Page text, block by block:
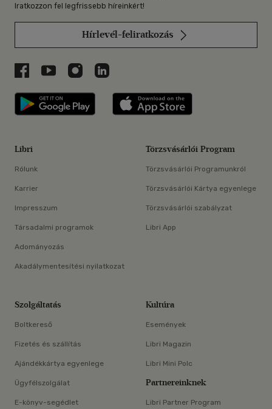
Iratkozzon fel legfrissebb híreinkért!
Hírlevél-feliratkozás
Libri a Facebookon
Libri a Youtube-on
Libri az Instagramon
Libri a LinkedInen
Libri applikáció Szerezd meg: Google
Libri
Rólunk
Karrier
Impresszum
Társadalmi programok
Adományozás
Akadálymentesítési nyilatkozat
Törzsvásárlói Program
Törzsvásárlói Programunkról
Törzsvásárlói Kártya egyenlege
Törzsvásárlói szabályzat
Libri App
Szolgáltatás
Boltkereső
Fizetés és szállítás
Ajándékkártya egyenlege
Ügyfélszolgálat
E-könyv-segédlet
Kultúra
Események
Libri Magazin
Libri Mini Polc
Partnereinknek
Libri Partner Program